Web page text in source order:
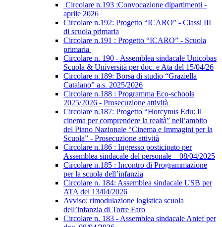
Circolare n.193 :Convocazione dipartimenti -
aprile 2026
Circolare n.192: Progetto “ICARO” - Classi III
di scuola primaria
Circolare n.191 : Progetto “ICARO” - Scuola
primaria
Circolare n. 190 - Assemblea sindacale Unicobas
Scuola & Università per doc. e Ata del 15/04/26
Circolare n.189: Borsa di studio “Graziella
Catalano” a.s. 2025/2026
Circolare n.188 : Programma Eco-schools
2025/2026 - Prosecuzione attività
Circolare n.187: Progetto “Horcynus Edu: Il
cinema per comprendere la realtà” nell’ambito
del Piano Nazionale “Cinema e Immagini per la
Scuola” - Prosecuzione attività
Circolare n.186 : Ingresso posticipato per
Assemblea sindacale del personale – 08/04/2025
Circolare n.185 : Incontro di Programmazione
per la scuola dell’infanzia
Circolare n. 184: Assemblea sindacale USB per
ATA del 13/04/2026
Avviso: rimodulazione logistica scuola
dell’infanzia di Torre Faro
Circolare n. 183 - Assemblea sindacale Anief per